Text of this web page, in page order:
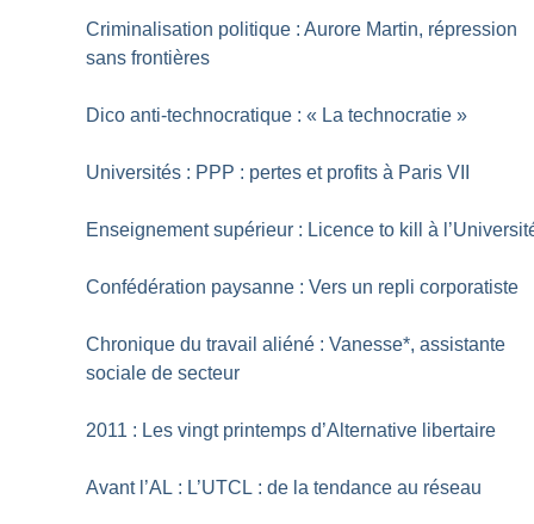
Criminalisation politique : Aurore Martin, répression
sans frontières
Dico anti-technocratique : « La technocratie »
Universités : PPP : pertes et profits à Paris VII
Enseignement supérieur : Licence to kill à
Confédération paysanne : Vers un repli corporatiste
Chronique du travail aliéné : Vanesse*, assistante
sociale de secteur
2011 : Les vingt printemps d’Alternative libertaire
Avant l’AL : L’UTCL : de la tendance au réseau